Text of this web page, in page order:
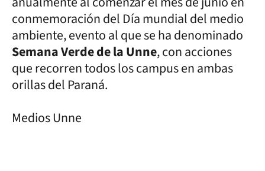
conmemoración del Día mundial del medio
ambiente, evento al que se ha denominado
Semana Verde de la Unne, con acciones
que recorren todos los campus en ambas
orillas del Paraná.
Medios Unne